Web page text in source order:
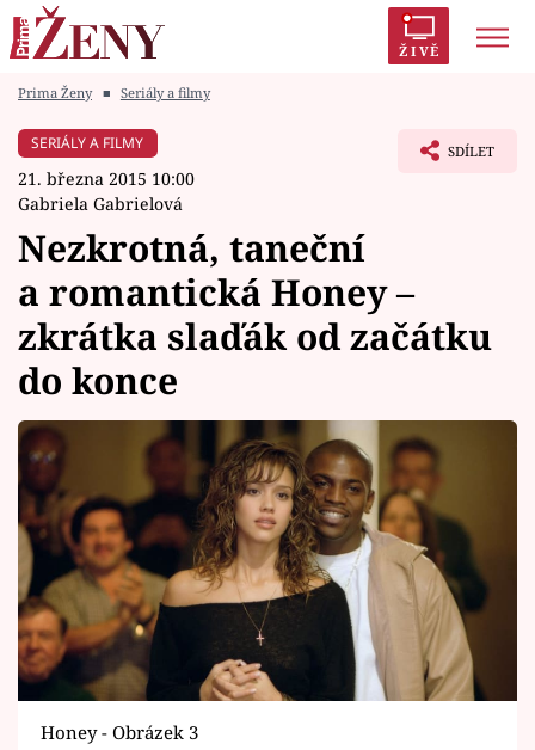
ŽIVĚ
Módní alarm
Témata
Celebrity
Vztahy
Seriály
Horoskopy
Sledujte prima+
Filmový festival Karlovy Vary
Prima Ženy ■ Seriály a filmy
SERIÁLY A FILMY
21. března 2015 10:00
Gabriela Gabrielová
SDÍLET
Nezkrotná, taneční
a romantická Honey –
zkrátka slaďák od začátku
do konce
Honey - Obrázek 3